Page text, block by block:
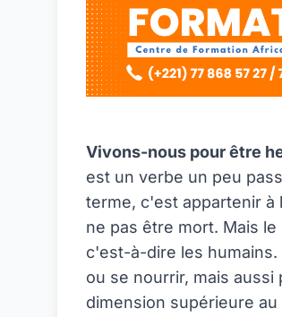
Vivons-nous pour être
est un verbe un peu
terme, c'est appartenir à
ne pas être mort. Mais
c'est-à-dire les
ou se nourrir, mais
dimension supérieure